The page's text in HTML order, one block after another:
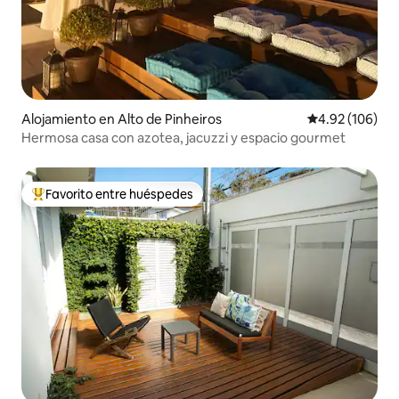
Alojamiento en Alto de Pinheiros Calificación
4.92 (106)
Hermosa casa con azotea, jacuzzi y espacio gourmet
Favorito entre huéspedes preferido
Favorito entre huéspedes